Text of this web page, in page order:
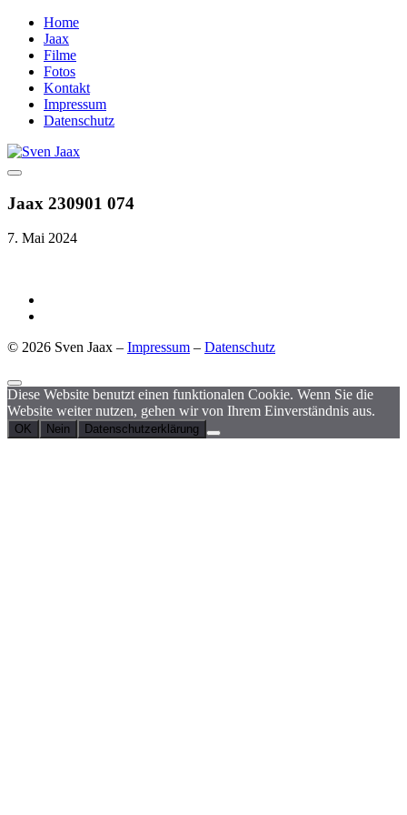
Home
Jaax
Filme
Fotos
Kontakt
Impressum
Datenschutz
Jaax 230901 074
7. Mai 2024
© 2026 Sven Jaax – Impressum – Datenschutz
Diese Website benutzt einen funktionalen Cookie. Wenn Sie die
Website weiter nutzen, gehen wir von Ihrem Einverständnis aus.
OK Nein Datenschutzerklärung